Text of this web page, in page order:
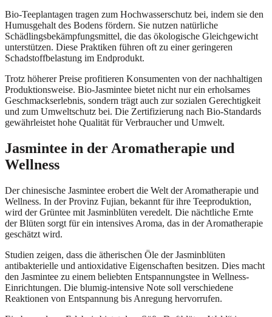
Bio-Teeplantagen tragen zum Hochwasserschutz bei, indem sie den
Humusgehalt des Bodens fördern. Sie nutzen natürliche
Schädlingsbekämpfungsmittel, die das ökologische Gleichgewicht
unterstützen. Diese Praktiken führen oft zu einer geringeren
Schadstoffbelastung im Endprodukt.
Trotz höherer Preise profitieren Konsumenten von der nachhaltigen
Produktionsweise. Bio-Jasmintee bietet nicht nur ein erholsames
Geschmackserlebnis, sondern trägt auch zur sozialen Gerechtigkeit
und zum Umweltschutz bei. Die Zertifizierung nach Bio-Standards
gewährleistet hohe Qualität für Verbraucher und Umwelt.
Jasmintee in der Aromatherapie und
Wellness
Der chinesische Jasmintee erobert die Welt der Aromatherapie und
Wellness. In der Provinz Fujian, bekannt für ihre Teeproduktion,
wird der Grüntee mit Jasminblüten veredelt. Die nächtliche Ernte
der Blüten sorgt für ein intensives Aroma, das in der Aromatherapie
geschätzt wird.
Studien zeigen, dass die ätherischen Öle der Jasminblüten
antibakterielle und antioxidative Eigenschaften besitzen. Dies macht
den Jasmintee zu einem beliebten Entspannungstee in Wellness-
Einrichtungen. Die blumig-intensive Note soll verschiedene
Reaktionen von Entspannung bis Anregung hervorrufen.